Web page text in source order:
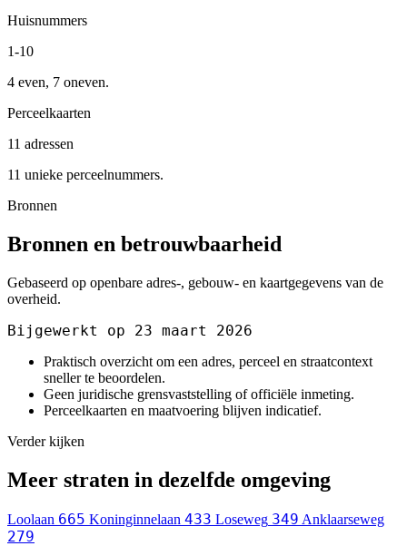
Huisnummers
1-10
4 even, 7 oneven.
Perceelkaarten
11 adressen
11 unieke perceelnummers.
Bronnen
Bronnen en betrouwbaarheid
Gebaseerd op openbare adres-, gebouw- en kaartgegevens van de
overheid.
Bijgewerkt op 23 maart 2026
Praktisch overzicht om een adres, perceel en straatcontext
sneller te beoordelen.
Geen juridische grensvaststelling of officiële inmeting.
Perceelkaarten en maatvoering blijven indicatief.
Verder kijken
Meer straten in dezelfde omgeving
Loolaan 665 Koninginnelaan 433 Loseweg 349 Anklaarseweg
279